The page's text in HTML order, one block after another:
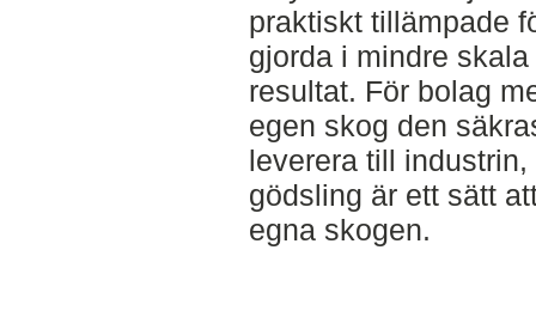
praktiskt tillämpade
gjorda i mindre
resultat. För bolag
egen skog den
leverera till
gödsling är ett sätt
egna skogen.